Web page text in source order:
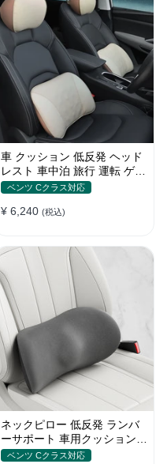
車 クッション 低反発 ヘッド
レスト 車中泊 旅行 運転 ゲー
ミングチェア 頚椎サポート
ベンツ Cクラス対応
¥ 6,240 (税込)
ネックピロー 低反発 ランバ
ーサポート 車用クッション
水洗い可能 メモリーフォー
ベンツ Cクラス対応